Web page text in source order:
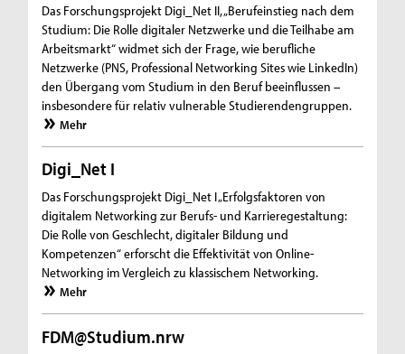
Das Forschungsprojekt Digi_Net II, „Berufeinstieg nach dem
Studium: Die Rolle digitaler Netzwerke und die Teilhabe am
Arbeitsmarkt“ widmet sich der Frage, wie berufliche
Netzwerke (PNS, Professional Networking Sites wie LinkedIn)
den Übergang vom Studium in den Beruf beeinflussen –
insbesondere für relativ vulnerable Studierendengruppen.
Mehr
Digi_Net I
Das Forschungsprojekt Digi_Net I „Erfolgsfaktoren von
digitalem Networking zur Berufs- und Karrieregestaltung:
Die Rolle von Geschlecht, digitaler Bildung und
Kompetenzen“ erforscht die Effektivität von Online-
Networking im Vergleich zu klassischem Networking.
Mehr
FDM@Studium.nrw